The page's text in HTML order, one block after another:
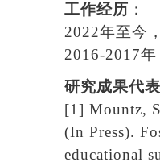
工作经历 ：
2022年至今
2016-2017
研究成果代
[1] Mountz,
(In Press).
educational